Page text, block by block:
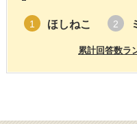
1 ほしねこ 2
累計回答数ラ